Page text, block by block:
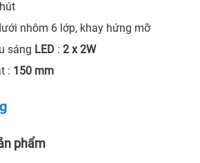
nhôm 6 lớp, khay hứng mỡ
sáng LED :2 x 2W
: 150 mm
phẩm